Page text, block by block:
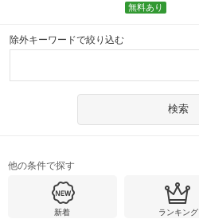
無料あり
除外キーワードで絞り込む
他の条件で探す
新着 ランキング